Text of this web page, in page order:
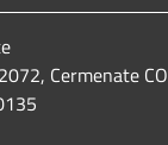
Cermenate CO